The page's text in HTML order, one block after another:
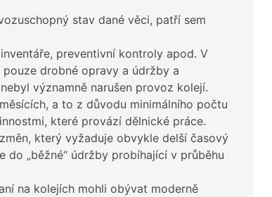
stav dané věci, patří sem
preventivní kontroly apod. V
drobné opravy a údržby a
významně narušen provoz kolejí.
a to z důvodu minimálního počtu
které provází dělnické práce.
který vyžaduje obvykle delší časový
do „běžné“ údržby probíhající v průběhu
na kolejích mohli obývat moderně